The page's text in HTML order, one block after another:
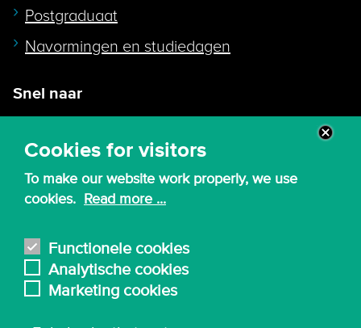
Cookies for visitors
To make our website work properly, we use
cookies. Read more ...
Functionele cookies
Analytische cookies
Marketing cookies
Postgraduaat
Navormingen en studiedagen
Snel naar
Webmail
Canvas
Bibliotheek
English